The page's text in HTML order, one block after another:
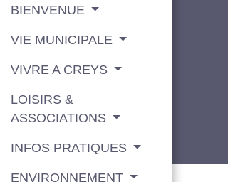
BIENVENUE
VIE MUNICIPALE
VIVRE A CREYS
LOISIRS &
ASSOCIATIONS
INFOS PRATIQUES
ENVIRONNEMENT